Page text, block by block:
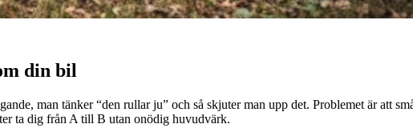
din bil
man tänker “den rullar ju” och så skjuter man upp det. Problemet är att
ta dig från A till B utan onödig huvudvärk.